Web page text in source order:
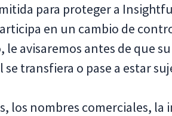
para proteger a
en un cambio de
le avisaremos antes de que
transfiera o pase a estar
los nombres comerciales, la